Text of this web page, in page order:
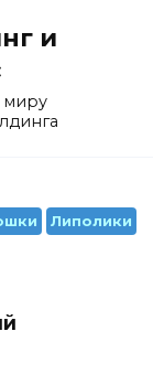
и
миру
Липолики